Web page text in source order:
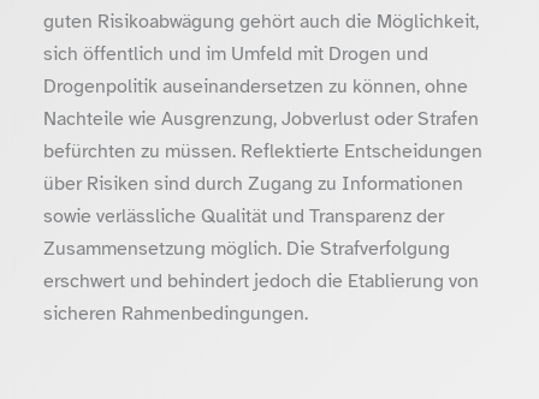
guten Risikoabwägung gehört auch die Möglichkeit,
sich öffentlich und im Umfeld mit Drogen und
Drogenpolitik auseinandersetzen zu können, ohne
Nachteile wie Ausgrenzung, Jobverlust oder Strafen
befürchten zu müssen. Reflektierte Entscheidungen
über Risiken sind durch Zugang zu Informationen
sowie verlässliche Qualität und Transparenz der
Zusammensetzung möglich. Die Strafverfolgung
erschwert und behindert jedoch die Etablierung von
sicheren Rahmenbedingungen.